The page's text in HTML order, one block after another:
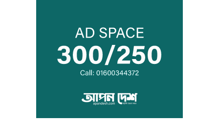
তনু হত্যার আসামি সাবেক সেনাসদস্য
হাফিজুরকে আত্মসমর্পণের নির্দেশ
দুদকের মামলায় ঢাকা ব্যাংকের ৪ কর্মকর্তার
কারাদণ্ড